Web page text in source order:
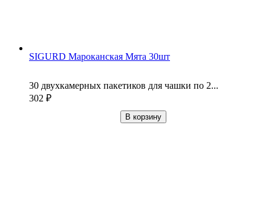
SIGURD Мароканская Мята 30шт
30 двухкамерных пакетиков для чашки по 2...
302 ₽
В корзину